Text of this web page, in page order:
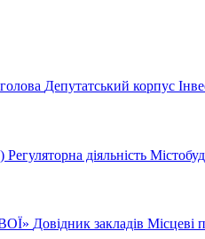
Депутатський корпус
Регуляторна діяльність
Довідник закладів Місцеві